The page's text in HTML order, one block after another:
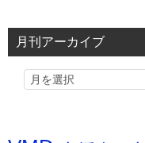
月刊アーカイブ